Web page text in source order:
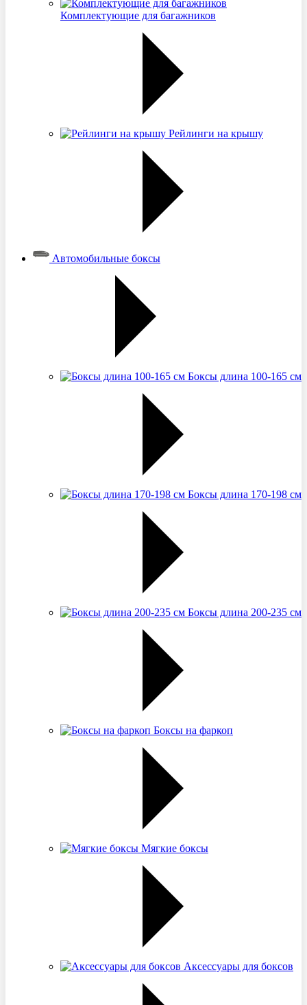
Комплектующие для багажников
Рейлинги на крышу
Автомобильные боксы
Боксы длина 100-165 см
Боксы длина 170-198 см
Боксы длина 200-235 см
Боксы на фаркоп
Мягкие боксы
Аксессуары для боксов